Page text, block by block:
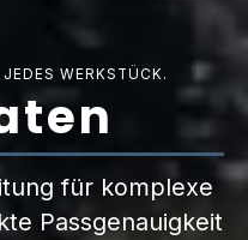
WERKSTÜCK.
für komplexe
Passgenauigkeit